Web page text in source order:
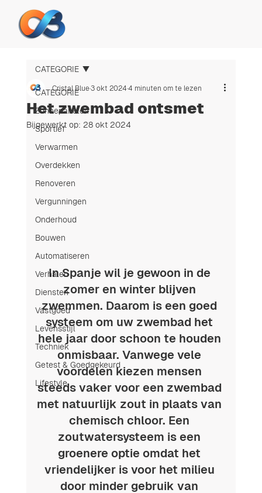
CATEGORIE
Zonnepanelen
Sportief
Verwarmen
Overdekken
Renoveren
Vergunningen
Onderhoud
Bouwen
Automatiseren
Verhalen
Diensten
Vastgoed
Levensstijl
Techniek
Getest & Goedgekeurd
Lifestyle
CATEGORIE
Het zwembad ontsmet
Cristal Blue3 okt 20244 minuten om te lezen
Bijgewerkt op: 28 okt 2024
In Spanje wil je gewoon in de
zomer en winter blijven
zwemmen. Daarom is een goed
systeem om uw zwembad het
hele jaar door schoon te houden
onmisbaar. Vanwege vele
voordelen kiezen mensen
steeds vaker voor een zwembad
met natuurlijk zout in plaats van
chemisch chloor. Een
zoutwatersysteem is een
groenere optie omdat het
vriendelijker is voor het milieu
door minder gebruik van